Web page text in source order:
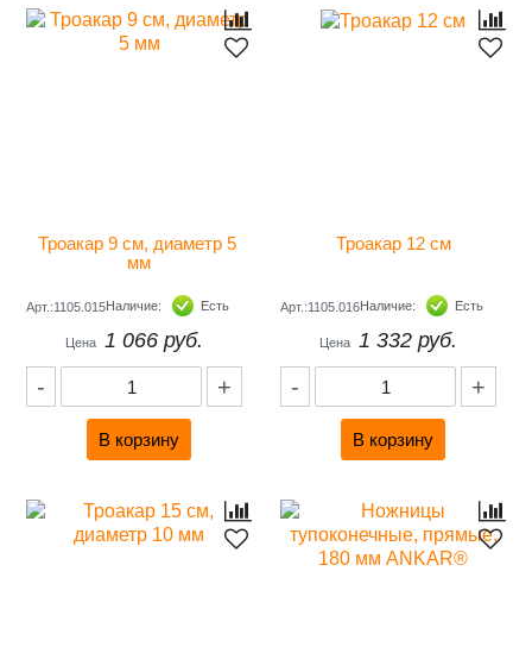
Троакар 9 см, диаметр 5
мм
Арт.:1105.015Наличие: Есть
Цена 1 066 руб.
- +
Троакар 12 см
Арт.:1105.016Наличие: Есть
Цена 1 332 руб.
- +